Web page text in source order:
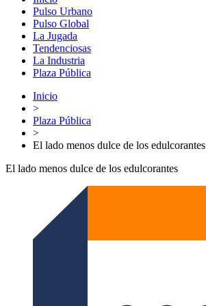
Pulso Urbano
Pulso Global
La Jugada
Tendenciosas
La Industria
Plaza Pública
Inicio
>
Plaza Pública
>
El lado menos dulce de los edulcorantes
El lado menos dulce de los edulcorantes